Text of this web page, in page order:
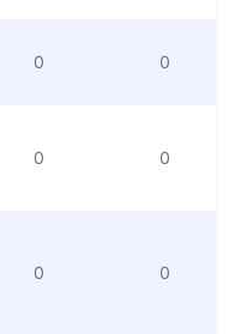
0 0
0 0
0 0